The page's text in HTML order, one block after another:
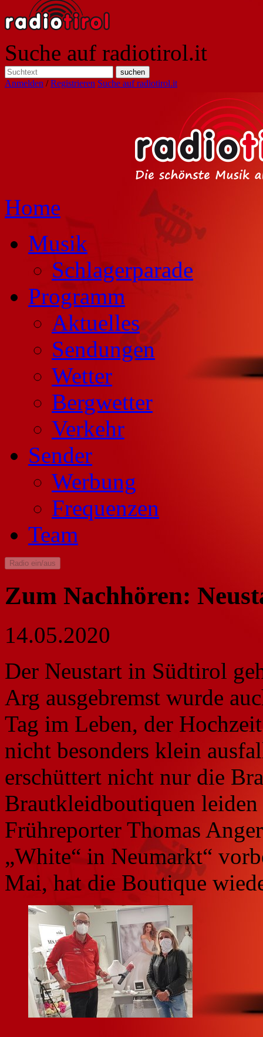
Suche auf radiotirol.it
Anmelden /Registrieren Suche auf radiotirol.it
Home
Musik
Schlagerparade
Programm
Aktuelles
Sendungen
Wetter
Bergwetter
Verkehr
Sender
Werbung
Frequenzen
Team
Radio ein/aus
Zum Nachhören:
14.05.2020
Der Neustart in Südtirol
Arg ausgebremst wurde
Tag im Leben, der
nicht besonders klein
erschüttert nicht nur die
Brautkleidboutiquen
Frühreporter Thomas
„White“ in Neumarkt“
Mai, hat die Boutique